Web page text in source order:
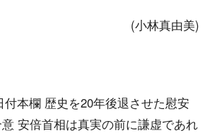
(小林真由美)
付本欄 歴史を20年後退させた慰安
安倍首相は真実の前に謙虚であれ